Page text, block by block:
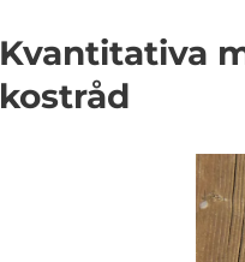
Kvantitativa
kostråd